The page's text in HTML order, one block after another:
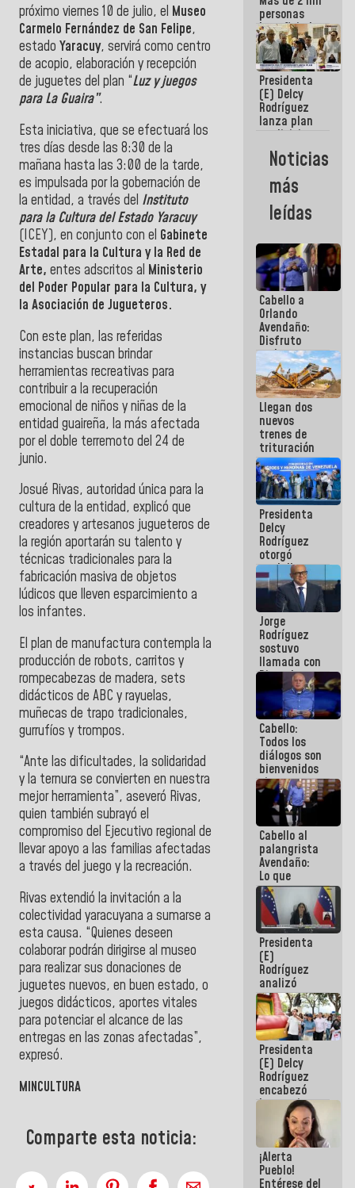
próximo viernes 10 de julio, el Museo
Carmelo Fernández de San Felipe,
estado Yaracuy, servirá como centro
de acopio, elaboración y recepción
de juguetes del plan “Luz y juegos
para La Guaira”.
Esta iniciativa, que se efectuará los
tres días desde las 8:30 de la
mañana hasta las 3:00 de la tarde,
es impulsada por la gobernación de
la entidad, a través del Instituto
para la Cultura del Estado Yaracuy
(ICEY), en conjunto con el Gabinete
Estadal para la Cultura y la Red de
Arte, entes adscritos al Ministerio
del Poder Popular para la Cultura, y
la Asociación de Jugueteros.
Con este plan, las referidas
instancias buscan brindar
herramientas recreativas para
contribuir a la recuperación
emocional de niños y niñas de la
entidad guaireña, la más afectada
por el doble terremoto del 24 de
junio.
Josué Rivas, autoridad única para la
cultura de la entidad, explicó que
creadores y artesanos jugueteros de
la región aportarán su talento y
técnicas tradicionales para la
fabricación masiva de objetos
lúdicos que lleven esparcimiento a
los infantes.
El plan de manufactura contempla la
producción de robots, carritos y
rompecabezas de madera, sets
didácticos de ABC y rayuelas,
muñecas de trapo tradicionales,
gurrufíos y trompos.
“Ante las dificultades, la solidaridad
y la ternura se convierten en nuestra
mejor herramienta”, aseveró Rivas,
quien también subrayó el
compromiso del Ejecutivo regional de
llevar apoyo a las familias afectadas
a través del juego y la recreación.
Rivas extendió la invitación a la
colectividad yaracuyana a sumarse a
esta causa. “Quienes deseen
colaborar podrán dirigirse al museo
para realizar sus donaciones de
juguetes nuevos, en buen estado, o
juegos didácticos, aportes vitales
para potenciar el alcance de las
entregas en las zonas afectadas”,
expresó.
MINCULTURA
Comparte esta noticia:
personas
beneficiadas
con planes
para
atención de
emergencia
sísmica en
la última
semana
Presidenta
(E) Delcy
Rodríguez
lanza plan
crediticio
con subsidio
a Juntas de
Condominio
Noticias
más
leídas
Cabello a
Orlando
Avendaño:
Disfruto
cada vez
que escribes
porque lo
que haces
es
embarrarla
Llegan dos
nuevos
trenes de
trituración
para
optimizar
manejo de
escombros
en La Guaira
Presidenta
Delcy
Rodríguez
otorgó
medalla
"Héroe de
Venezuela"
a servidores
públicos
Jorge
Rodríguez
sostuvo
llamada con
Dinorah
Figuera y
acuerdan
primer
encuentro
presencial
para el
diálogo
Cabello:
Todos los
diálogos son
bienvenidos
siempre que
estén en el
marco de la
Constitución
de la
República
Cabello al
palangrista
Avendaño:
Lo que
vayas a
escribir
hazlo hoy
por que no
sabemos si
la semana
que viene
hay
programa
Presidenta
(E)
Rodríguez
analizó
junto a
gobernadores
planes de
recuperación
del Sistema
Eléctrico
Nacional
Presidenta
(E) Delcy
Rodríguez
encabezó
lanzamiento
del Plan
Nacional de
Recreación
Vacacional
¡Alerta
Pueblo!
Entérese del